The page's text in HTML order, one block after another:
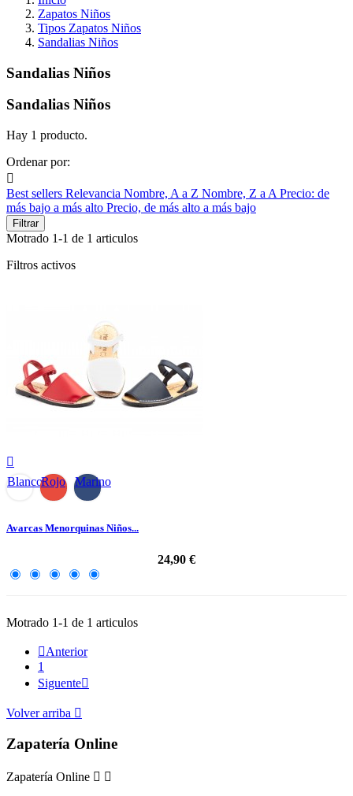
Zapatos Niños
Tipos Zapatos Niños
Sandalias Niños
Sandalias Niños
Sandalias Niños
Hay 1 producto.
Ordenar por:

Best sellers Relevancia Nombre, A a Z Nombre, Z a A Precio: de
más bajo a más alto Precio, de más alto a más bajo
Filtrar
Motrado 1-1 de 1 articulos
Filtros activos

BlancoRojo Marino
Avarcas Menorquinas Niños...
24,90 €
Motrado 1-1 de 1 articulos
Anterior
1
Siguente
Volver arriba 
Zapatería Online
Zapatería Online  